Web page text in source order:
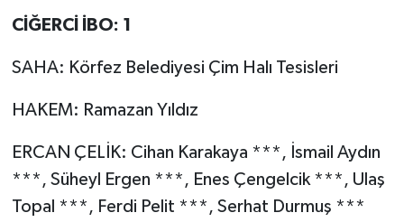
CİĞERCİ İBO: 1
SAHA: Körfez Belediyesi Çim Halı Tesisleri
HAKEM: Ramazan Yıldız
ERCAN ÇELİK: Cihan Karakaya ***, İsmail Aydın
***, Süheyl Ergen ***, Enes Çengelcik ***, Ulaş
Topal ***, Ferdi Pelit ***, Serhat Durmuş ***